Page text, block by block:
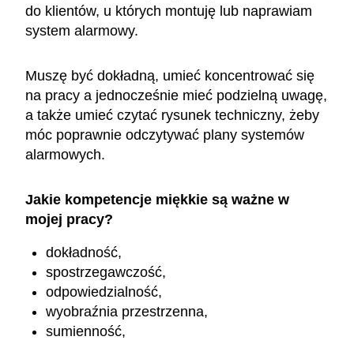
do klientów, u których montuję lub naprawiam
system alarmowy.
Muszę być dokładną, umieć koncentrować się
na pracy a jednocześnie mieć podzielną uwagę,
a także umieć czytać rysunek techniczny, żeby
móc poprawnie odczytywać plany systemów
alarmowych.
Jakie kompetencje miękkie są ważne w
mojej pracy?
dokładność,
spostrzegawczość,
odpowiedzialność,
wyobraźnia przestrzenna,
sumienność,